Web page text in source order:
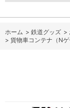
ホーム > 鉄道グッズ >
> 貨物車コンテナ（N